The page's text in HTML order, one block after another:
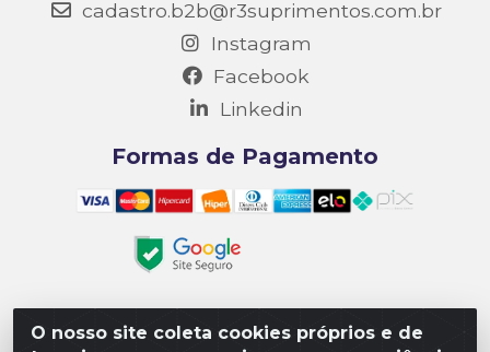
O nosso site coleta cookies próprios e de
cadastro.b2b@r3suprimentos.com.br
Instagram
Facebook
Linkedin
Formas de Pagamento
Matriz R3 Suprimentos - Rua 14, Polo Empresarial Goiás